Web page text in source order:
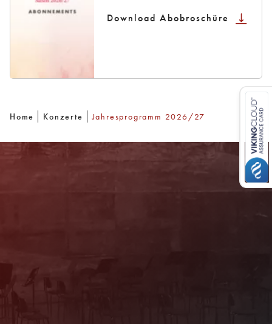
Download Abobroschüre
Home Konzerte Jahresprogramm 2026/27